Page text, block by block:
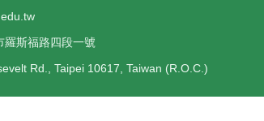
羅斯福路四段一號
Rd., Taipei 10617, Taiwan (R.O.C.)